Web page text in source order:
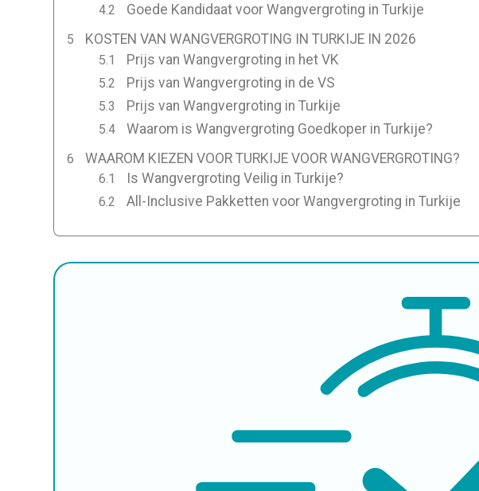
Goede Kandidaat voor Wangvergroting in Turkije
KOSTEN VAN WANGVERGROTING IN TURKIJE IN 2026
Prijs van Wangvergroting in het VK
Prijs van Wangvergroting in de VS
Prijs van Wangvergroting in Turkije
Waarom is Wangvergroting Goedkoper in Turkije?
WAAROM KIEZEN VOOR TURKIJE VOOR WANGVERGROTING?
Is Wangvergroting Veilig in Turkije?
All-Inclusive Pakketten voor Wangvergroting in Turkije